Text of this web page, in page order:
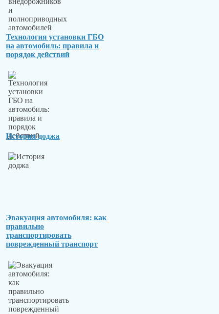
Технология установки ГБО
на автомобиль: правила и
порядок действий
История доджа
Эвакуация автомобиля: как
правильно
транспортировать
поврежденный транспорт